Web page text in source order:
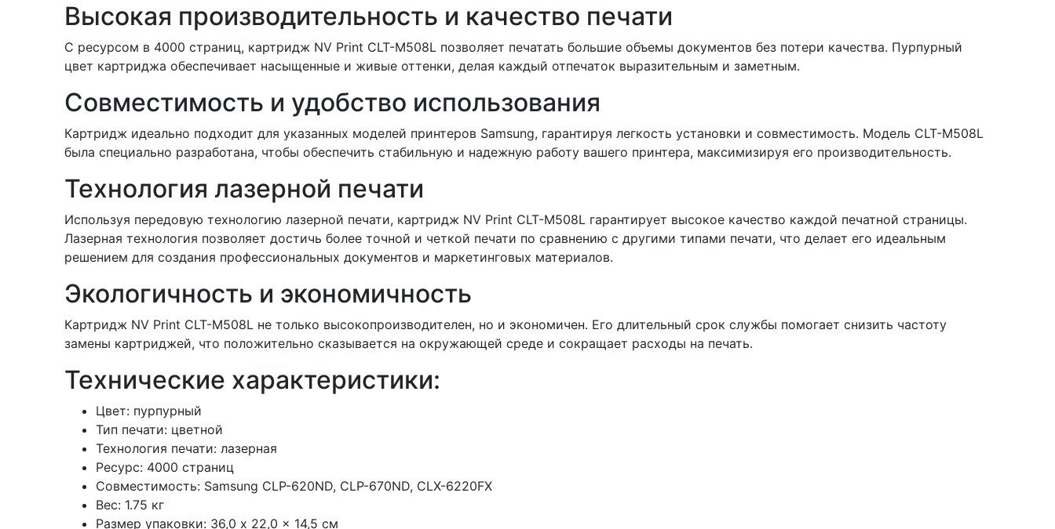
Высокая производительность и качество печати
С ресурсом в 4000 страниц, картридж NV Print CLT-M508L позволяет печатать большие объемы документов без потери качества. Пурпурный
цвет картриджа обеспечивает насыщенные и живые оттенки, делая каждый отпечаток выразительным и заметным.
Совместимость и удобство использования
Картридж идеально подходит для указанных моделей принтеров Samsung, гарантируя легкость установки и совместимость. Модель CLT-M508L
была специально разработана, чтобы обеспечить стабильную и надежную работу вашего принтера, максимизируя его производительность.
Технология лазерной печати
Используя передовую технологию лазерной печати, картридж NV Print CLT-M508L гарантирует высокое качество каждой печатной страницы.
Лазерная технология позволяет достичь более точной и четкой печати по сравнению с другими типами печати, что делает его идеальным
решением для создания профессиональных документов и маркетинговых материалов.
Экологичность и экономичность
Картридж NV Print CLT-M508L не только высокопроизводителен, но и экономичен. Его длительный срок службы помогает снизить частоту
замены картриджей, что положительно сказывается на окружающей среде и сокращает расходы на печать.
Технические характеристики:
Цвет: пурпурный
Тип печати: цветной
Технология печати: лазерная
Ресурс: 4000 страниц
Совместимость: Samsung CLP-620ND, CLP-670ND, CLX-6220FX
Вес: 1.75 кг
Размер упаковки: 36,0 x 22,0 x 14,5 см